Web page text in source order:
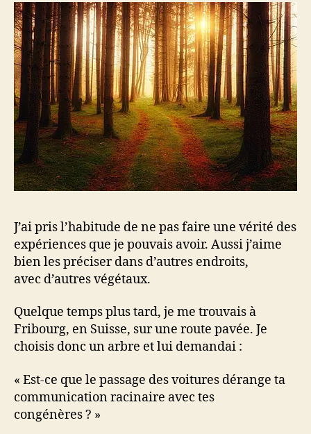
J’ai pris l’habitude de ne pas faire une vérité des
expériences que je pouvais avoir. Aussi j’aime
bien les préciser dans d’autres endroits,
avec d’autres végétaux.
Quelque temps plus tard, je me trouvais à
Fribourg, en Suisse, sur une route pavée. Je
choisis donc un arbre et lui demandai :
« Est-ce que le passage des voitures dérange ta
communication racinaire avec tes
congénères ? »